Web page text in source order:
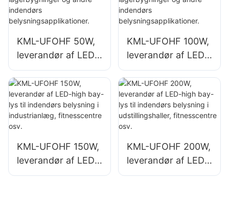
KML-UFOHF 50W,
leverandør af LED-
high bay-lys til
industrianlæg,
lagerbygninger og
andre indendørs
belysningsapplikati
KML-UFOHF 100W,
leverandør af LED-
high bay-lys til
industrianlæg,
lagerbygninger og
andre indendørs
belysningsapplikati
KML-UFOHF 150W,
leverandør af LED-
high bay-lys til
KML-UFOHF 200W,
leverandør af LED-
high bay-lys til